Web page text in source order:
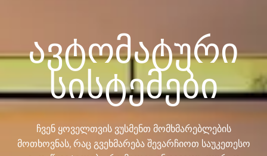
Ავტომატური
Სისტემები
ჩვენ ყოველთვის ვუსმენთ მომხმარებლების
მოთხოვნას, რაც გვეხმარება შევარჩიოთ საუკეთესო